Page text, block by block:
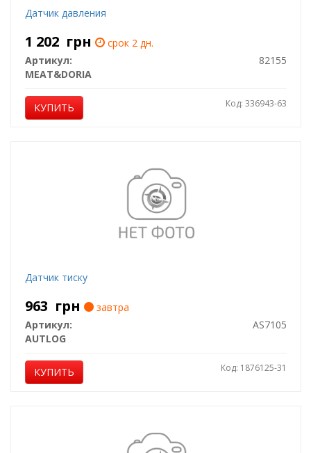
Датчик давления
1 202 грн
срок 2 дн.
Артикул:
82155
MEAT&DORIA
КУПИТЬ Код: 336943-63
Датчик тиску
963 грн
завтра
Артикул:
AS7105
AUTLOG
КУПИТЬ Код: 1876125-31